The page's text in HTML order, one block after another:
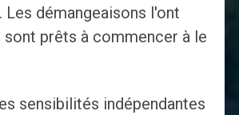
Les démangeaisons l'ont
prêts à commencer à le
sensibilités indépendantes